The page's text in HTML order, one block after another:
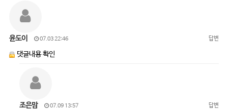
윤도이 07.03 22:46 답변
댓글내용 확인
조은맘 07.09 13:57 답변